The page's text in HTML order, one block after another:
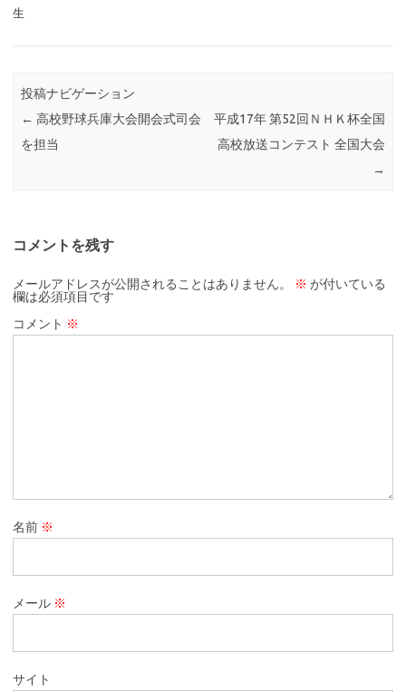
生
投稿ナビゲーション
← 高校野球兵庫大会開会式司会
を担当
平成17年 第52回ＮＨＫ杯全国
高校放送コンテスト 全国大会
→
コメントを残す
メールアドレスが公開されることはありません。 ※ が付いている
欄は必須項目です
コメント ※
名前 ※
メール ※
サイト